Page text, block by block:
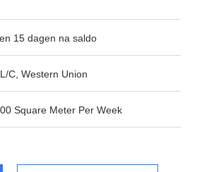
15 dagen na saldo
C, Western Union
Square Meter Per Week